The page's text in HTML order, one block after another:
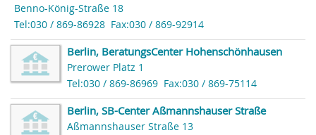
Benno-König-Straße 18
Tel:030 / 869-86928 Fax:030 / 869-92914
Berlin, BeratungsCenter Hohenschönhausen
Prerower Platz 1
Tel:030 / 869-86969 Fax:030 / 869-75114
Berlin, SB-Center Aßmannshauser Straße
Aßmannshauser Straße 13